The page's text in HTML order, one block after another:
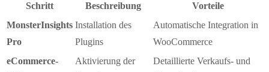
Schritt Beschreibung
Vorteile
MonsterInsights
Pro
Installation des
Plugins
Automatische Integration in
WooCommerce
eCommerce-
Aktivierung der
Detaillierte Verkaufs- und